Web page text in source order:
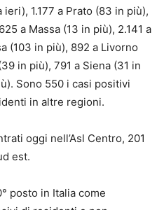
1.177 a Prato (83 in più),
a Massa (13 in più), 2.141 a
(103 in più), 892 a Livorno
in più), 791 a Siena (31 in
Sono 550 i casi positivi
in altre regioni.
oggi nell’Asl Centro, 201
est.
posto in Italia come